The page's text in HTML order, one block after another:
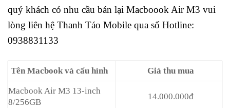
quý khách có nhu cầu bán lại Macboook Air M3 vui
lòng liên hệ Thanh Táo Mobile qua số Hotline:
0938831133
Tên Macbook và cấu hình Giá thu mua
Macbook Air M3 13-inch
8/256GB
14.000.000đ